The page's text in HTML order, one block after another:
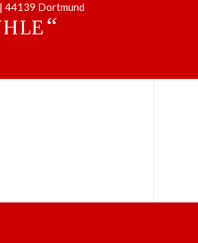
44139 Dortmund
“